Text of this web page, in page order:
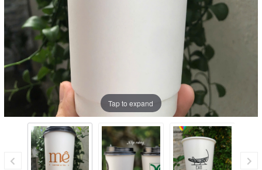
Tap to expand